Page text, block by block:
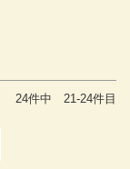
24件中 21-24件目